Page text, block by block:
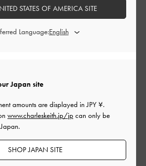
る
とてもよかった
レビューは役に立ちましたか？
Japan site
amounts are displayed inJPY ¥.
www.charleskeith.jp/jp can only be
SHOP JAPAN SITE
STATES OF AMERICA SITE
Language: